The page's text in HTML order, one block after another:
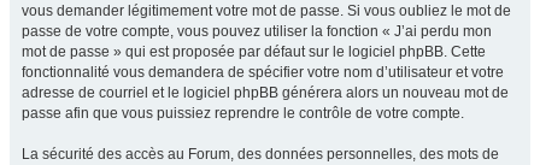
vous demander légitimement votre mot de passe. Si vous oubliez le mot de
passe de votre compte, vous pouvez utiliser la fonction « J’ai perdu mon
mot de passe » qui est proposée par défaut sur le logiciel phpBB. Cette
fonctionnalité vous demandera de spécifier votre nom d’utilisateur et votre
adresse de courriel et le logiciel phpBB générera alors un nouveau mot de
passe afin que vous puissiez reprendre le contrôle de votre compte.
La sécurité des accès au Forum, des données personnelles, des mots de